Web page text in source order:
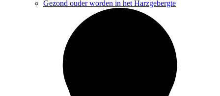
Gezond ouder worden in het Harzgebergte